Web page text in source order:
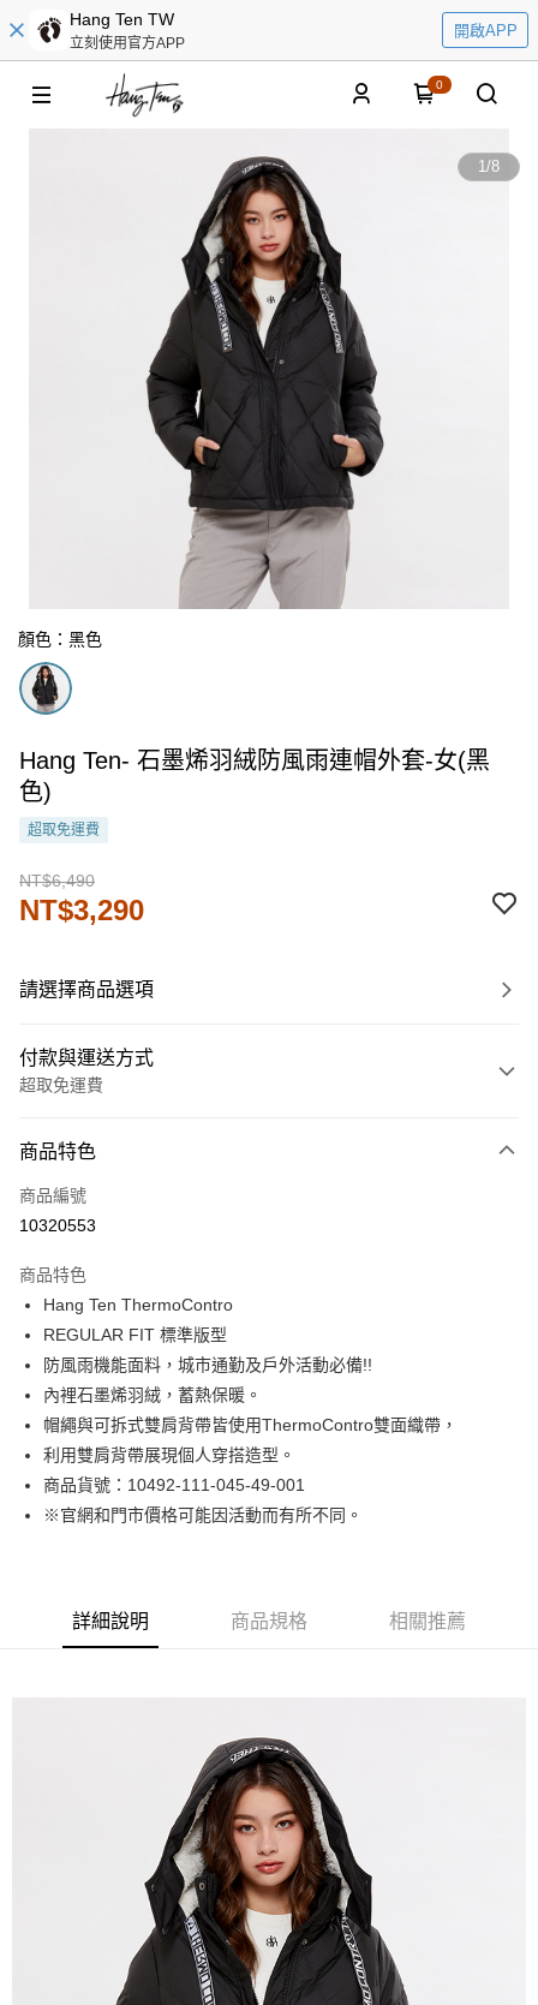
Hang Ten TW
立刻使用官方APP
開啟APP
0
1/8
顏色：黑色
Hang Ten- 石墨烯羽絨防風雨連帽外套-女(黑
色)
超取免運費
NT$6,490
NT$3,290
請選擇商品選項
付款與運送方式
超取免運費
信用卡一次付款
LINE Pay
街口支付
悠遊付
Google Pay
貨到付款
運送方式
付款後7-11取貨
每筆NT$130，滿NT$1,000(含以上)免運費
商品特色
商品編號
10320553
商品特色
Hang Ten ThermoContro
REGULAR FIT 標準版型
防風雨機能面料，城市通勤及戶外活動必備!!
內裡石墨烯羽絨，蓄熱保暖。
帽繩與可拆式雙肩背帶皆使用ThermoContro雙面織帶，
利用雙肩背帶展現個人穿搭造型。
商品貨號：10492-111-045-49-001
※官網和門市價格可能因活動而有所不同。
詳細說明 商品規格 相關推薦